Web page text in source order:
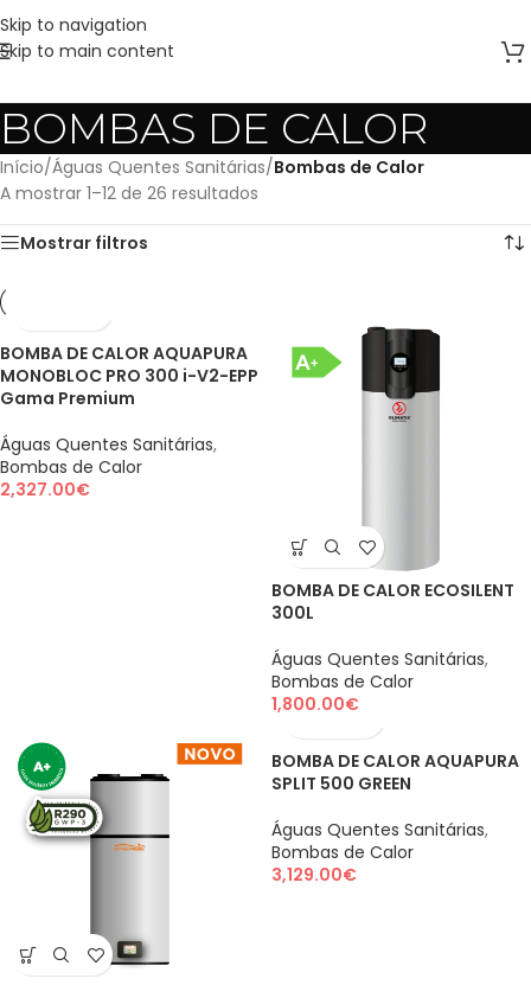
Skip to navigation
Skip to main content
BOMBAS DE CALOR
Início/Águas Quentes Sanitárias/Bombas de Calor
A mostrar 1–12 de 26 resultados
Mostrar filtros
BOMBA DE CALOR AQUAPURA
MONOBLOC PRO 300 i-V2-EPP
Gama Premium
Águas Quentes Sanitárias,
Bombas de Calor
2,327.00€
BOMBA DE CALOR ECOSILENT
300L
Águas Quentes Sanitárias,
Bombas de Calor
1,800.00€
BOMBA DE CALOR AQUAPURA
SPLIT 500 GREEN
Águas Quentes Sanitárias,
Bombas de Calor
3,129.00€